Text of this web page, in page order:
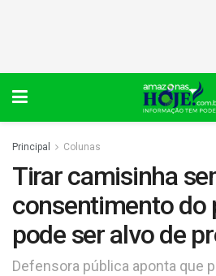
Principal Colunas
Tirar camisinha
consentimento do
pode ser alvo de
Defensora pública aponta que